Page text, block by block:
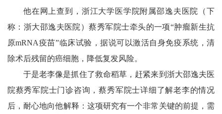
他在网上查到，浙江大学医学院附属邵逸夫医院（下
称：浙大邵逸夫医院）蔡秀军院士牵头的一项“肿瘤新生抗
原mRNA疫苗”临床试验，据说可以激活自身免疫系统，清
除术后残留的癌细胞，降低复发风险。
于是老李像是抓住了救命稻草，赶紧来到浙大邵逸夫医
院蔡秀军院士门诊咨询，蔡秀军院士详细了解老李的情况
后，耐心地向他解释：这项研究有一个非常关键的前提，需